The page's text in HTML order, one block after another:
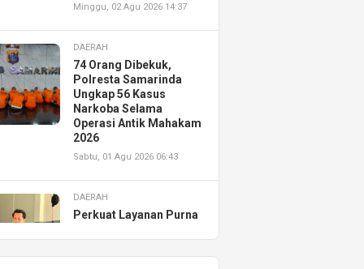
Minggu, 02 Agu 2026 14:37
DAERAH
74 Orang Dibekuk,
Polresta Samarinda
Ungkap 56 Kasus
Narkoba Selama
Operasi Antik Mahakam
2026
Sabtu, 01 Agu 2026 06:43
DAERAH
Perkuat Layanan Purna
Resmikan AHASS